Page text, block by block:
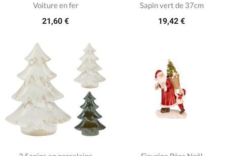
Voiture en fer
21,60 €
Sapin vert de 37cm
19,42 €